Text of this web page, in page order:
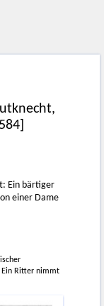
,
Ein bärtiger
einer Dame
Ein Ritter nimmt